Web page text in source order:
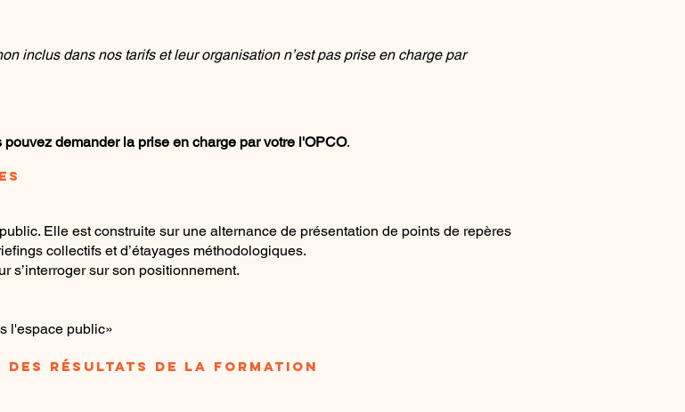
inclus dans nos tarifs et leur organisation n’est pas prise en charge par
demander la prise en charge par votre l'OPCO.
Elle est construite sur une alternance de présentation de points de repères
collectifs et d’étayages méthodologiques.
s’interroger sur son positionnement.
l'espace public»
RÉSULTATS DE LA FORMATION